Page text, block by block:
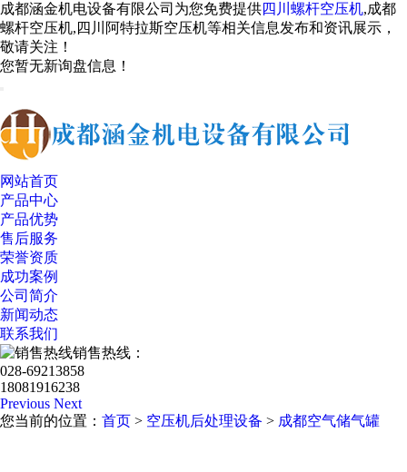
成都涵金机电设备有限公司为您免费提供四川螺杆空压机,成都
螺杆空压机,四川阿特拉斯空压机等相关信息发布和资讯展示，
敬请关注！
您暂无新询盘信息！
网站首页
产品中心
产品优势
售后服务
荣誉资质
成功案例
公司简介
新闻动态
联系我们
销售热线：
028-69213858
18081916238
Previous Next
您当前的位置： 首页 > 空压机后处理设备 > 成都空气储气罐